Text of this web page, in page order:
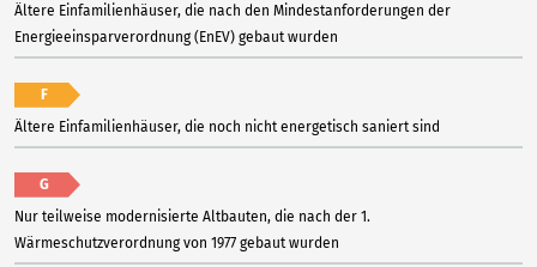
Ältere Einfamilienhäuser, die nach den Mindestanforderungen der
Energieeinsparverordnung (EnEV) gebaut wurden
F
Ältere Einfamilienhäuser, die noch nicht energetisch saniert sind
G
Nur teilweise modernisierte Altbauten, die nach der 1.
Wärmeschutzverordnung von 1977 gebaut wurden